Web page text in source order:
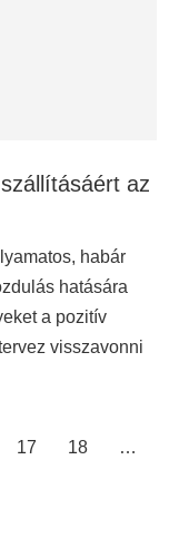
az
habár
hatására
a pozitív
visszavonni
17 18
…